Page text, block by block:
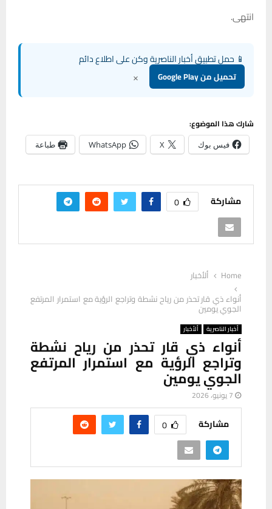
انتهى.
📱 حمل تطبيق أخبار الناصرية وكن على اطلاع دائم
تحميل من Google Play ×
شارك هذا الموضوع:
فيس بوك X
WhatsApp طباعة
مشاركة 0
Home
ألأخبار
أنواء ذي قار تحذر من رياح نشطة وتراجع الرؤية مع استمرار المرتفع
الجوي يومين
أخبار الناصرية ألأخبار
أنواء ذي قار تحذر من رياح نشطة
وتراجع الرؤية مع استمرار المرتفع
الجوي يومين
7 يونيو، 2026
مشاركة 0